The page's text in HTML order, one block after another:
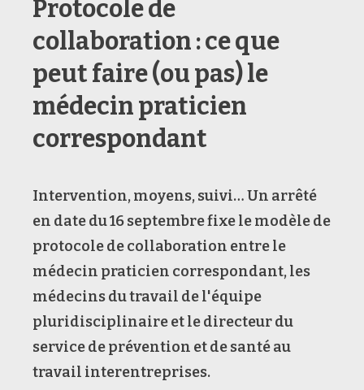
Protocole de
collaboration : ce que
peut faire (ou pas) le
médecin praticien
correspondant
Intervention, moyens, suivi… Un arrêté
en date du 16 septembre fixe le modèle de
protocole de collaboration entre le
médecin praticien correspondant, les
médecins du travail de l'équipe
pluridisciplinaire et le directeur du
service de prévention et de santé au
travail interentreprises.